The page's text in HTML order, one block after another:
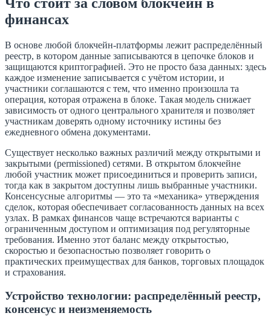
финансах
В основе любой блокчейн-платформы лежит распределённый
реестр, в котором данные записываются в цепочке блоков и
защищаются криптографией. Это не просто база данных: здесь
каждое изменение записывается с учётом истории, и
участники соглашаются с тем, что именно произошла та
операция, которая отражена в блоке. Такая модель снижает
зависимость от одного центрального хранителя и позволяет
участникам доверять одному источнику истины без
ежедневного обмена документами.
Существует несколько важных различий между открытыми и
закрытыми (permissioned) сетями. В открытом блокчейне
любой участник может присоединиться и проверить записи,
тогда как в закрытом доступны лишь выбранные участники.
Консенсусные алгоритмы — это та «механика» утверждения
сделок, которая обеспечивает согласованность данных на всех
узлах. В рамках финансов чаще встречаются варианты с
ограниченным доступом и оптимизация под регуляторные
требования. Именно этот баланс между открытостью,
скоростью и безопасностью позволяет говорить о
практических преимуществах для банков, торговых площадок
и страхования.
Устройство технологии: распределённый реестр,
консенсус и неизменяемость